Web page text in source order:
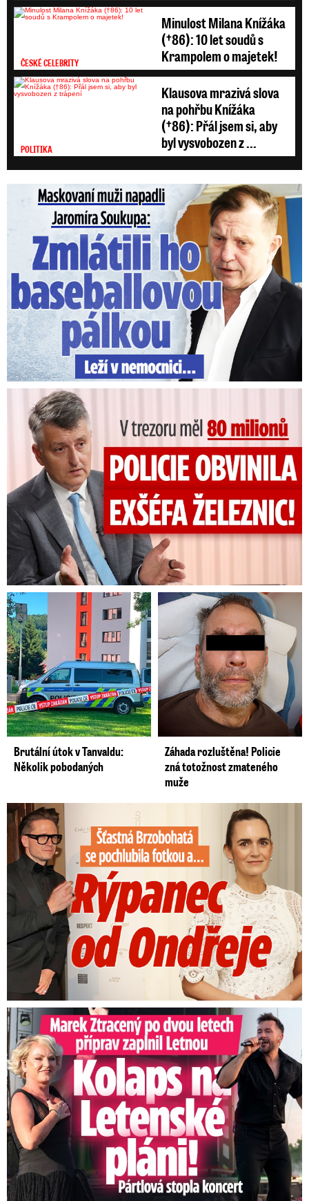
ČESKÉ CELEBRITY
Minulost Milana Knížáka
(†86): 10 let soudů s
Krampolem o majetek!
POLITIKA
Klausova mrazivá slova
na pohřbu Knížáka
(†86): Přál jsem si, aby
byl vysvobozen z ...
Maskovaní muži napadli Jaromíra Soukupa: Krvavá nakládačka
V trezoru měl 80 milionů: Policie obvinila exšéfa železnic!
Brutální útok v Tanvaldu:
Několik pobodaných
Záhada rozluštěna! Policie
zná totožnost zmateného
muže
Šťastná Brzobohatá se pochlubila fotkou: Rýpanec od Ondřeje
Marek Ztracený na Letné: Pártlová stopla koncert